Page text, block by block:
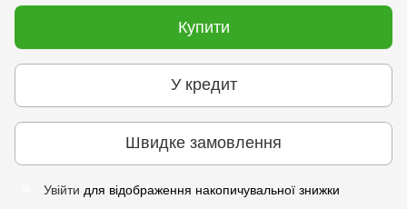
Купити
У кредит
Швидке замовлення
Увійти для відображення накопичувальної знижки